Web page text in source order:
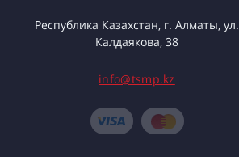
Республика Казахстан, г. Алматы, ул.
Калдаякова, 38
info@tsmp.kz